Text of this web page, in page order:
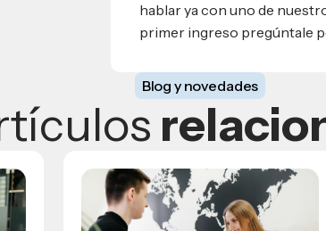
hablar ya con uno de
primer ingreso pregúntale
Blog y novedades